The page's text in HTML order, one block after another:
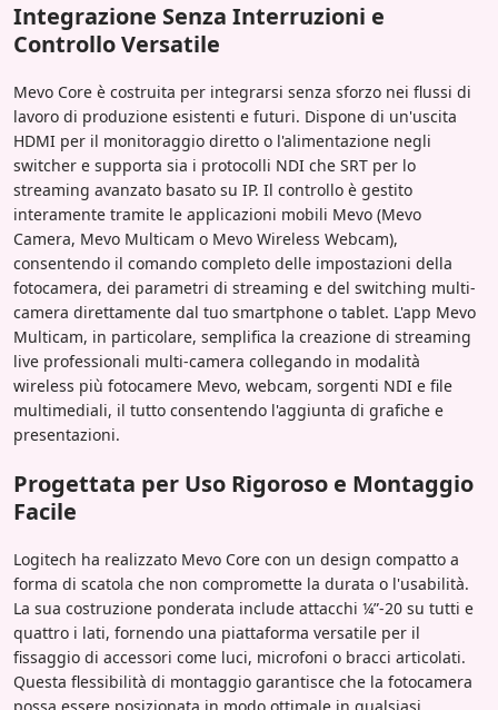
Integrazione Senza Interruzioni e
Controllo Versatile
Mevo Core è costruita per integrarsi senza sforzo nei flussi di
lavoro di produzione esistenti e futuri. Dispone di un'uscita
HDMI per il monitoraggio diretto o l'alimentazione negli
switcher e supporta sia i protocolli NDI che SRT per lo
streaming avanzato basato su IP. Il controllo è gestito
interamente tramite le applicazioni mobili Mevo (Mevo
Camera, Mevo Multicam o Mevo Wireless Webcam),
consentendo il comando completo delle impostazioni della
fotocamera, dei parametri di streaming e del switching multi-
camera direttamente dal tuo smartphone o tablet. L'app Mevo
Multicam, in particolare, semplifica la creazione di streaming
live professionali multi-camera collegando in modalità
wireless più fotocamere Mevo, webcam, sorgenti NDI e file
multimediali, il tutto consentendo l'aggiunta di grafiche e
presentazioni.
Progettata per Uso Rigoroso e Montaggio
Facile
Logitech ha realizzato Mevo Core con un design compatto a
forma di scatola che non compromette la durata o l'usabilità.
La sua costruzione ponderata include attacchi ¼”-20 su tutti e
quattro i lati, fornendo una piattaforma versatile per il
fissaggio di accessori come luci, microfoni o bracci articolati.
Questa flessibilità di montaggio garantisce che la fotocamera